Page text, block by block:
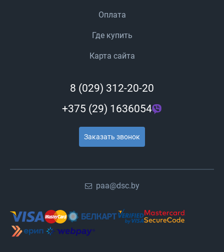
Оплата
Где купить
Карта сайта
8 (029) 312-20-20
+375 (29) 1636054
Заказать звонок
paa@dsc.by